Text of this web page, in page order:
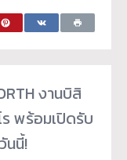
งานบิสิ
พร้อมเปิดรับ
นนี้!